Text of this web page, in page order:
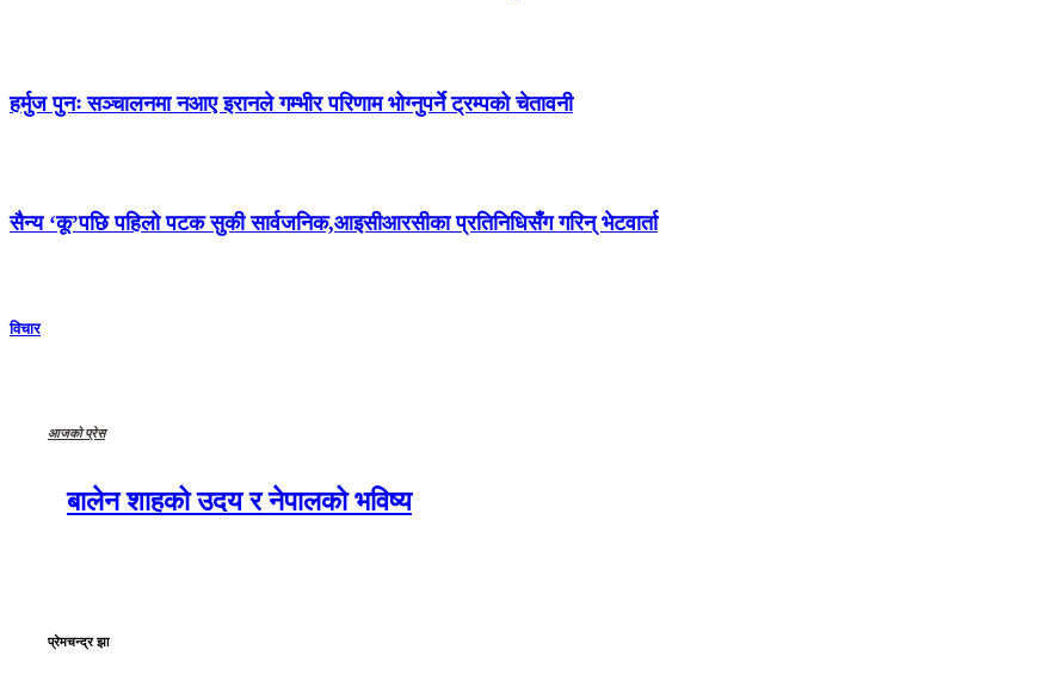
हर्मुज पुनः सञ्चालनमा नआए इरानले गम्भीर परिणाम भोग्नुपर्ने ट्रम्पको चेतावनी
सैन्य ‘कू’पछि पहिलो पटक सुकी सार्वजनिक,आइसीआरसीका प्रतिनिधिसँग गरिन् भेटवार्ता
विचार
आजको प्रेस
बालेन शाहको उदय र नेपालको भविष्य
प्रेमचन्द्र झा